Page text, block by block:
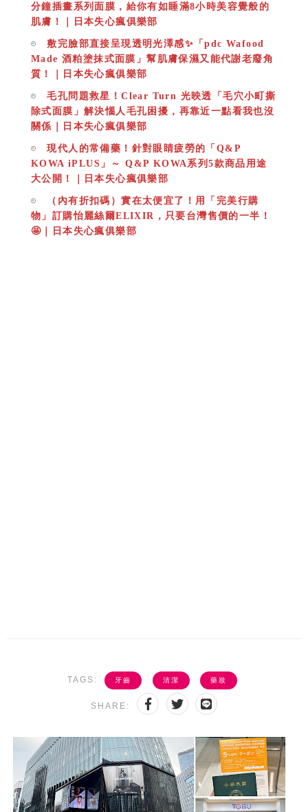
分鐘插畫系列面膜，給你有如睡滿8小時美容覺般的
肌膚！｜日本失心瘋俱樂部
敷完臉部直接呈現透明光澤感✨「pdc Wafood
Made 酒粕塗抹式面膜」幫肌膚保濕又能代謝老廢角
質！｜日本失心瘋俱樂部
毛孔問題救星！Clear Turn 光映透「毛穴小町撕
除式面膜」解決惱人毛孔困擾，再靠近一點看我也沒
關係｜日本失心瘋俱樂部
現代人的常備藥！針對眼睛疲勞的「Q&P
KOWA iPLUS」～ Q&P KOWA系列5款商品用途
大公開！｜日本失心瘋俱樂部
（內有折扣碼）實在太便宜了！用「完美行購
物」訂購怡麗絲爾ELIXIR，只要台灣售價的一半！
🤩｜日本失心瘋俱樂部
TAGS: 牙齒 清潔 藥妝
SHARE: